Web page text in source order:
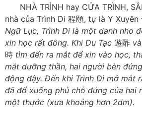
NHÀ TRÌNH hay CỬA TRÌNH,
nhà của Trình Di 程頤, tự là Y Xuyên
Ngữ Lục, Trình Di là một danh nho
xin học rất đông. Khi Du Tạc 遊酢
時 tìm đến ra mắt để xin vào học,
mắt dưỡng thần, hai người bèn
động đậy. Đến khi Trình Di mở mắt
đã đổ xuống phủ chỗ đứng của hai
một thước (xưa khoảng hơn 2dm).